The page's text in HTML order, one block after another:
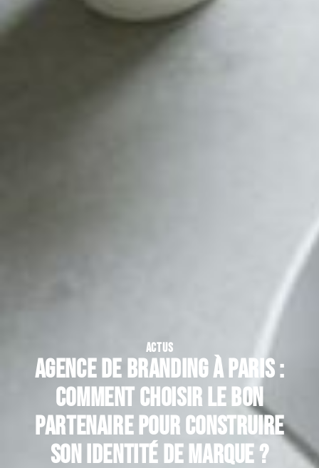
ACTUS
Agence de branding à Paris :
comment choisir le bon
partenaire pour construire
son identité de marque ?